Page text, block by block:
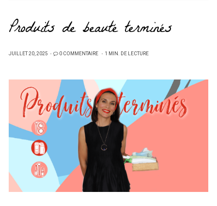
Produits de beauté terminés
PUBLIÉ
JUILLET 20, 2025 0 COMMENTAIRE 1 MIN. DE LECTURE